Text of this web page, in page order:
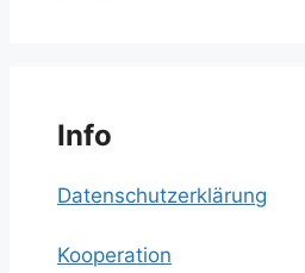
Info
Datenschutzerklärung
Kooperation